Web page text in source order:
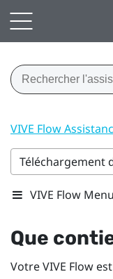
VIVE Flow
Téléchargement
VIVE Flow Menu
Que
VotreVIVE Flow